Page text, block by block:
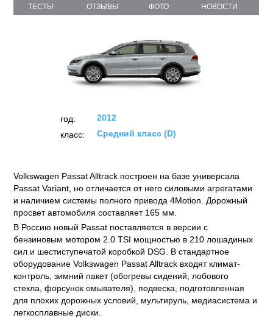
ТЕСТЫ ОТЗЫВЫ ФОТО НОВОСТИ
год:
2012
класс:
Средний класс (D)
Volkswagen Passat Alltrack построен на базе универсала
Passat Variant, но отличается от него силовыми агрегатами
и наличием системы полного привода 4Motion. Дорожный
просвет автомобиля составляет 165 мм.
В Россию новый Passat поставляется в версии с
бензиновым мотором 2.0 TSI мощностью в 210 лошадиных
сил и шестиступечатой коробкой DSG. В стандартное
оборудование Volkswagen Passat Alltrack входят климат-
контроль, зимний пакет (обогревы сидений, лобового
стекла, форсунок омывателя), подвеска, подготовленная
для плохих дорожных условий, мультируль, медиасистема и
легкосплавные диски.